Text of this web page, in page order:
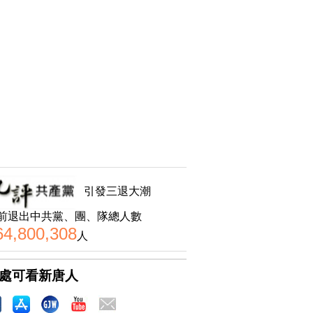
引發三退大潮
退出中共黨、團、隊總人數
人
可看新唐人